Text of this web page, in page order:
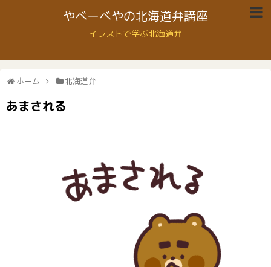
やべーべやの北海道弁講座
イラストで学ぶ北海道弁
ホーム 北海道弁
あまされる